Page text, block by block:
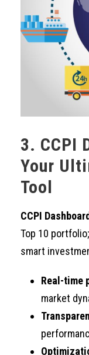
3. CCPI
Your
Tool
CCPI
Top 10
smart
Real-time
market